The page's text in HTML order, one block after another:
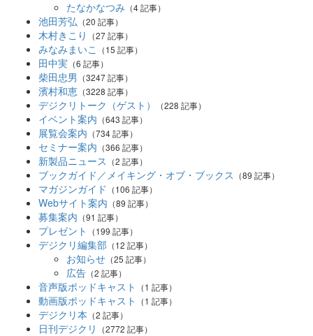
たなかなつみ （4 記事）
池田芳弘 （20 記事）
木村きこり （27 記事）
みなみまいこ （15 記事）
田中実 （6 記事）
柴田忠男 （3247 記事）
濱村和恵 （3228 記事）
デジクリトーク（ゲスト） （228 記事）
イベント案内 （643 記事）
展覧会案内 （734 記事）
セミナー案内 （366 記事）
新製品ニュース （2 記事）
ブックガイド／メイキング・オブ・ブックス （89 記事）
マガジンガイド （106 記事）
Webサイト案内 （89 記事）
募集案内 （91 記事）
プレゼント （199 記事）
デジクリ編集部 （12 記事）
お知らせ （25 記事）
広告 （2 記事）
音声版ポッドキャスト （1 記事）
動画版ポッドキャスト （1 記事）
デジクリ本 （2 記事）
日刊デジクリ （2772 記事）